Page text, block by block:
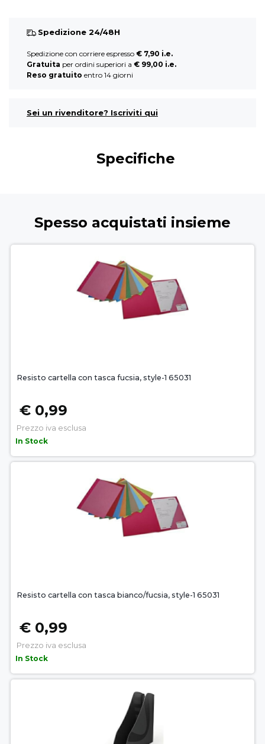
Spedizione 24/48H
Spedizione con corriere espresso € 7,90 i.e.
Gratuita per ordini superiori a € 99,00 i.e.
Reso gratuito entro 14 giorni
Sei un rivenditore? Iscriviti qui
Specifiche
Spesso acquistati insieme
Resisto cartella con tasca fucsia, style-1 65031
€ 0,99
Prezzo iva esclusa
In Stock
Resisto cartella con tasca bianco/fucsia, style-1 65031
€ 0,99
Prezzo iva esclusa
In Stock